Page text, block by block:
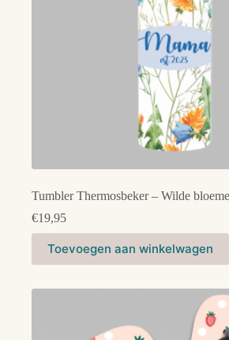
Tumbler Thermosbeker – Wilde
€19,95
Toevoegen aan winkelwagen